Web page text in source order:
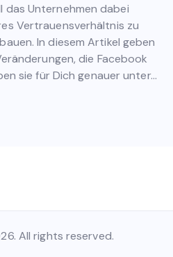
Unternehmen dabei
Vertrauensverhältnis zu
In diesem Artikel geben
die Facebook
sie für Dich genauer unter…
All rights reserved.